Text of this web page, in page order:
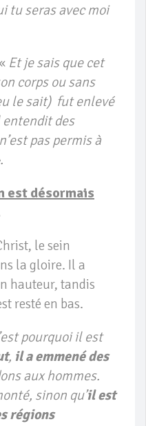
tu seras avec moi
« Et je sais que cet
corps ou sans
le sait) fut enlevé
entendit des
pas permis à
est désormais
le sein
la gloire. Il a
hauteur, tandis
resté en bas.
pourquoi il est
, il a emmené des
aux hommes.
sinon qu’il est
régions